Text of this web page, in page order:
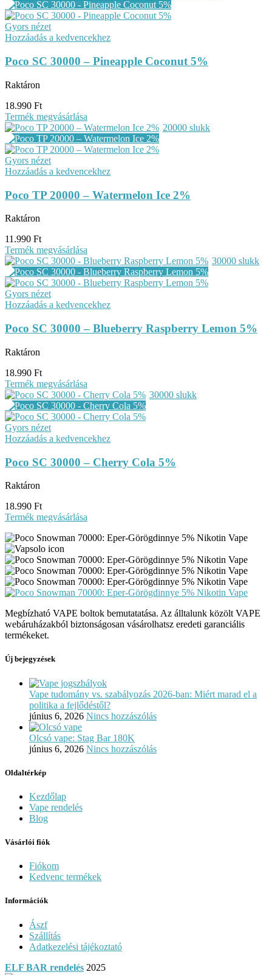
Gyors nézet
Hozzáadás a kedvencekhez
Poco SC 30000 – Pineapple Coconut 5%
Raktáron
18.990 Ft
Termék megvásárlása
20000 slukk
Gyors nézet
Hozzáadás a kedvencekhez
Poco TP 20000 – Watermelon Ice 2%
Raktáron
11.990 Ft
Termék megvásárlása
30000 slukk
Gyors nézet
Hozzáadás a kedvencekhez
Poco SC 30000 – Blueberry Raspberry Lemon 5%
Raktáron
18.990 Ft
Termék megvásárlása
30000 slukk
Gyors nézet
Hozzáadás a kedvencekhez
Poco SC 30000 – Cherry Cola 5%
Raktáron
18.990 Ft
Termék megvásárlása
Megbízható VAPE boltok bemutatatása. Az álltalunk közölt VAPE
webáruházakból biztonságosan vásárolhatsz eredeti garanciális
termékeket.
Új bejegyzések
Vape tudomány vs. szabályozás 2026-ban: Miért marad el a
politika a fejlődéstől?
június 6, 2026 Nincs hozzászólás
Olcsó vape: Stag Bar 180K
június 6, 2026 Nincs hozzászólás
Oldaltérkép
Kezdőlap
Vape rendelés
Blog
Vásárlói fiók
Fiókom
Kedvenc termékek
Információk
Ászf
Szállítás
Adatkezelési tájékoztató
ELF BAR rendelés 2025